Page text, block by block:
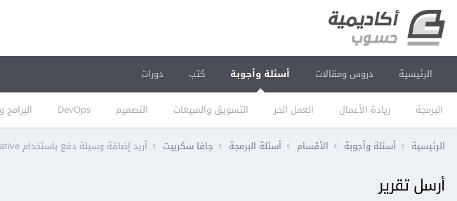
الرئيسية دروس ومقالات أسئلة وأجوبة
البرمجة ريادة الأعمال العمل الحر التسويق والمبيعات التصميم DevOps البرامج
كتب دورات
الرئيسية أسئلة وأجوبة الأقسام أسئلة البرمجة جافا سكريبت أريد إضافة وسيلة دفع باستخدام myfatoorah-reactnative
أرسل تقرير